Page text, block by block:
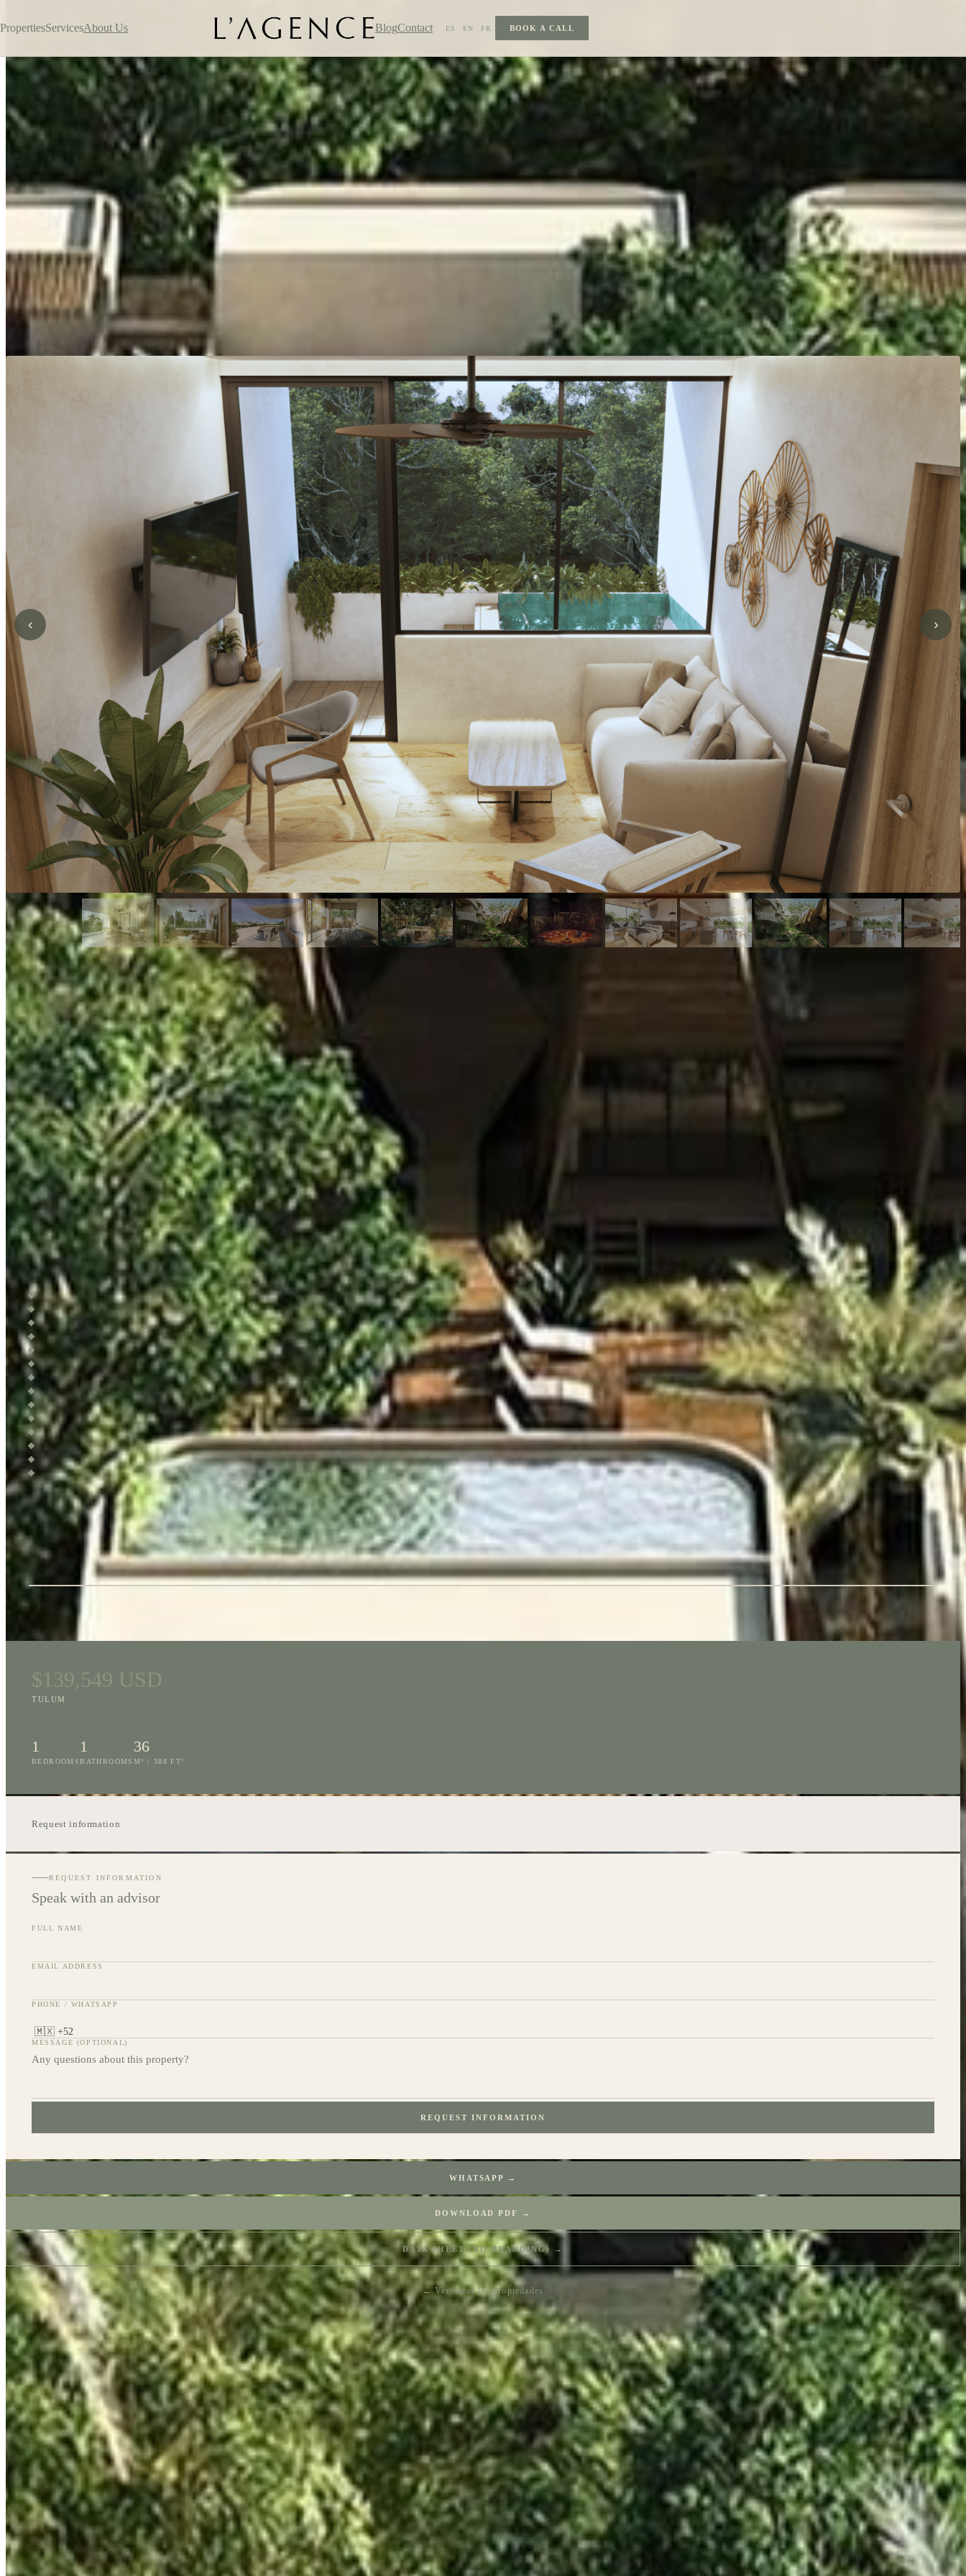
PropertiesServicesAbout Us BlogContact ES EN FR BOOK A CALL
Tulum
Kaabin
$139,549 USD
1
BEDROOMS
BATHROOMS
36 / 388
M² / FT²
1/23
‹ ›
DESCRIPCIÓN
Kaabin – Departamentos en Tulum Kaabin es un proyecto de desarrollo inmobiliario ubicado en la ciudad turística de Tulum, en la península de Yucatán en México. Este
proyecto tiene como objetivo crear un espacio de vida de alta calidad, que integre características sostenibles, respetuosas con el medio ambiente e inspiradas en la cultura
local, como
AMENITIES
Organic garden
Firepit/Cinema
Bar
Area de juegos
Area de hamacas
Sala de juegos
Gimasio
Area de yoga
Restaurant
Torre Skywiev
Piscina familiar
Lobby
Grill
Laundry
LOCATION
$139,549 USD
TULUM
1
BEDROOMS
1
BATHROOMS
36
M² / 388 FT²
Request information
REQUEST INFORMATION
Speak with an advisor
FULL NAME
EMAIL ADDRESS
PHONE / WHATSAPP
MESSAGE (OPTIONAL)
REQUEST INFORMATION
WHATSAPP →
DOWNLOAD PDF →
DATA SHEET (NO BRANDING) →
← Ver todas las propiedades
SIMILAR PROPERTIES
You may also like
KAOBA
$569,850 USD
1 bd · 1 ba · 56 m² / 603 ft²
Tankah 52 & 53
$986,790 USD
1 ba · 149.08 m² / 1605 ft²
Mistiq Tulum – Departamento 2 recamaras
$5,600,000 USD
2 bd · 2 ba · 143.69 m² / 1547 ft²